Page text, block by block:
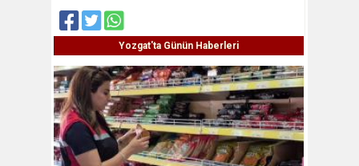
Yozgat'ta Günün Haberleri